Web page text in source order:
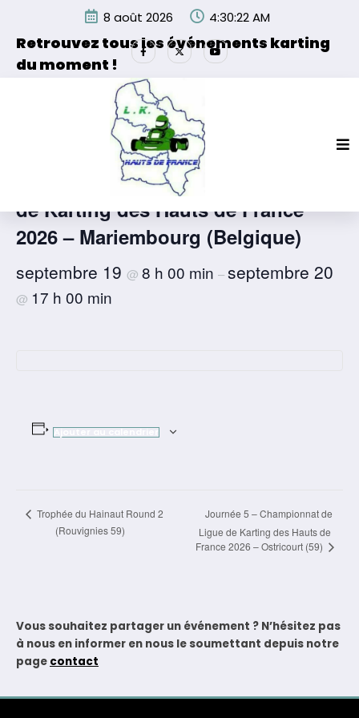
contenu
8 août 2026 4:30:22 AM
Retrouvez tous les événements karting
du moment !
Les événements organisés par la Ligue de Karting des
Hauts de France et de ses partenaires.
« Tous les Évènements
Journée 4 – Championnat de Ligue
de Karting des Hauts de France
2026 – Mariembourg (Belgique)
septembre 19 @ 8 h 00 min –septembre 20
@ 17 h 00 min
Ajouter au calendrier
Navigation
Évènement
Trophée du Hainaut Round 2
(Rouvignies 59)
Journée 5 – Championnat de
Ligue de Karting des Hauts de
France 2026 – Ostricourt (59)
Vous souhaitez partager un événement ? N’hésitez pas
à nous en informer en nous le soumettant depuis notre
page contact